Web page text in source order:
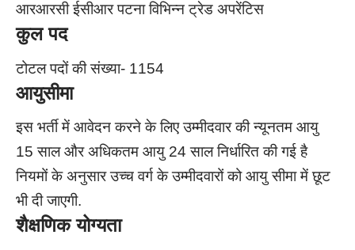
आरआरसी ईसीआर पटना विभिन्न ट्रेड अपरेंटिस
कुल पद
टोटल पदों की संख्या- 1154
आयुसीमा
इस भर्ती में आवेदन करने के लिए उम्मीदवार की न्यूनतम आयु
15 साल और अधिकतम आयु 24 साल निर्धारित की गई है
नियमों के अनुसार उच्च वर्ग के उम्मीदवारों को आयु सीमा में छूट
भी दी जाएगी.
शैक्षणिक योग्यता